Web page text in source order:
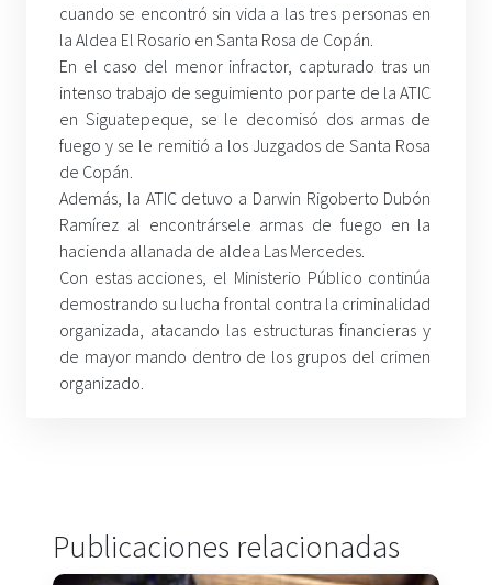
cuando se encontró sin vida a las tres personas en
la Aldea El Rosario en Santa Rosa de Copán.
En el caso del menor infractor, capturado tras un
intenso trabajo de seguimiento por parte de la ATIC
en Siguatepeque, se le decomisó dos armas de
fuego y se le remitió a los Juzgados de Santa Rosa
de Copán.
Además, la ATIC detuvo a Darwin Rigoberto Dubón
Ramírez al encontrársele armas de fuego en la
hacienda allanada de aldea Las Mercedes.
Con estas acciones, el Ministerio Público continúa
demostrando su lucha frontal contra la criminalidad
organizada, atacando las estructuras financieras y
de mayor mando dentro de los grupos del crimen
organizado.
Publicaciones relacionadas